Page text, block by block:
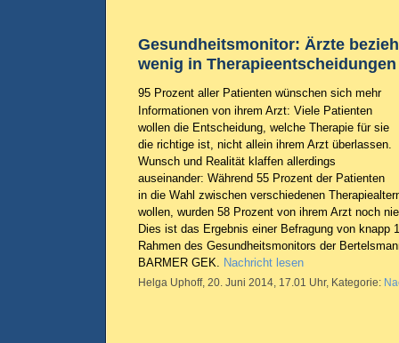
Gesundheitsmonitor: Ärzte
wenig in
95 Prozent aller Patienten wünschen sich mehr
Informationen von ihrem Arzt: Viele Patienten
wollen die Entscheidung, welche Therapie für sie
die richtige ist, nicht allein ihrem Arzt überlassen.
Wunsch und Realität klaffen allerdings
auseinander: Während 55 Prozent der Patienten
in die Wahl zwischen verschiedenen
wollen, wurden 58 Prozent von ihrem Arzt noch
Dies ist das Ergebnis einer Befragung von knapp
Rahmen des Gesundheitsmonitors der
BARMER GEK. Nachricht lesen
Helga Uphoff, 20. Juni 2014, 17.01 Uhr, Kategorie: